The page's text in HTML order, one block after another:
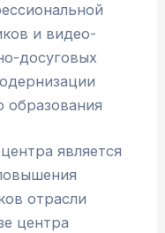
и видео-
досуговых
образования
является
отрасли
центра